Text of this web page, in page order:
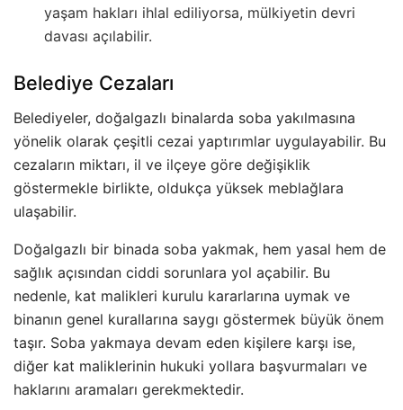
yaşam hakları ihlal ediliyorsa, mülkiyetin devri
davası açılabilir.
Belediye Cezaları
Belediyeler, doğalgazlı binalarda soba yakılmasına
yönelik olarak çeşitli cezai yaptırımlar uygulayabilir. Bu
cezaların miktarı, il ve ilçeye göre değişiklik
göstermekle birlikte, oldukça yüksek meblağlara
ulaşabilir.
Doğalgazlı bir binada soba yakmak, hem yasal hem de
sağlık açısından ciddi sorunlara yol açabilir. Bu
nedenle, kat malikleri kurulu kararlarına uymak ve
binanın genel kurallarına saygı göstermek büyük önem
taşır. Soba yakmaya devam eden kişilere karşı ise,
diğer kat maliklerinin hukuki yollara başvurmaları ve
haklarını aramaları gerekmektedir.